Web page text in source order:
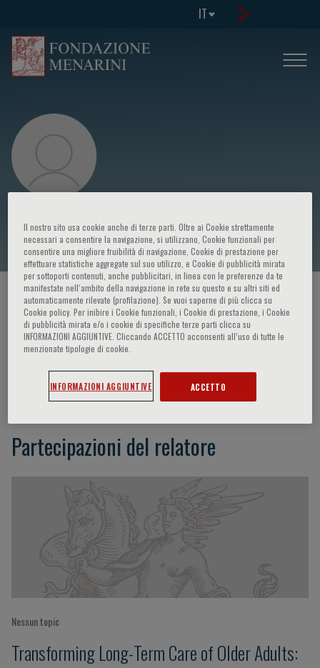
IT
Anna Van Poucke
HOME PAGE / CORSI ED EVENTI / RELATORE
Anna Van Poucke
Partecipazioni del relatore
Nessun topic
Transforming Long-Term Care of Older Adults:
Il nostro sito usa cookie anche di terze parti. Oltre ai Cookie strettamente
necessari a consentire la navigazione, si utilizzano, Cookie funzionali per
consentire una migliore fruibilità di navigazione, Cookie di prestazione per
effettuare statistiche aggregate sul suo utilizzo, e Cookie di pubblicità mirata
per sottoporti contenuti, anche pubblicitari, in linea con le preferenze da te
manifestate nell‘ambito della navigazione in rete su questo e su altri siti ed
automaticamente rilevate (profilazione). Se vuoi saperne di più clicca su
Cookie policy. Per inibire i Cookie funzionali, i Cookie di prestazione, i Cookie
di pubblicità mirata e/o i cookie di specifiche terze parti clicca su
INFORMAZIONI AGGIUNTIVE. Cliccando ACCETTO acconsenti all’uso di tutte le
menzionate tipologie di cookie.
INFORMAZIONI AGGIUNTIVE ACCETTO